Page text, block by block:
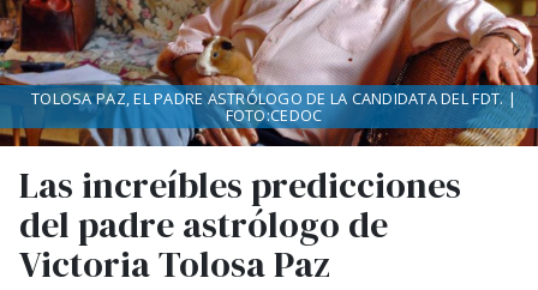
Las increíbles predicciones
del padre astrólogo de
Victoria Tolosa Paz
TOLOSA PAZ, EL PADRE ASTRÓLOGO DE LA CANDIDATA DEL FDT. |
FOTO:CEDOC